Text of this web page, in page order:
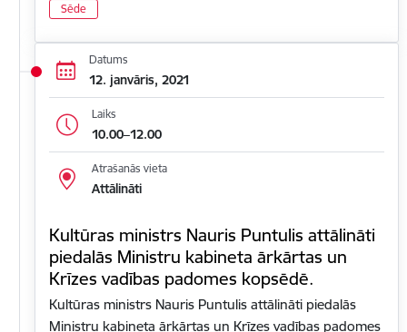
Sēde
Datums
12. janvāris, 2021
Laiks
10.00–12.00
Atrašanās vieta
Attālināti
Kultūras ministrs Nauris Puntulis attālināti
piedalās Ministru kabineta ārkārtas un
Krīzes vadības padomes kopsēdē.
Kultūras ministrs Nauris Puntulis attālināti piedalās
Ministru kabineta ārkārtas un Krīzes vadības padomes